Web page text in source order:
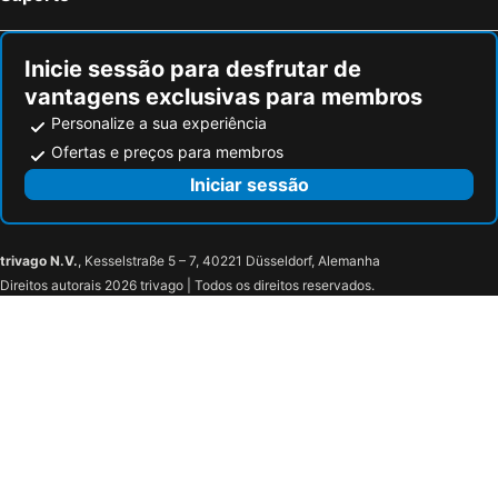
Inicie sessão para desfrutar de
vantagens exclusivas para membros
Personalize a sua experiência
Ofertas e preços para membros
Iniciar sessão
trivago N.V., Kesselstraße 5 – 7, 40221 Düsseldorf, Alemanha
Direitos autorais 2026 trivago | Todos os direitos reservados.